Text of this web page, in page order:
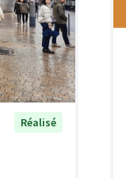
Réalisé